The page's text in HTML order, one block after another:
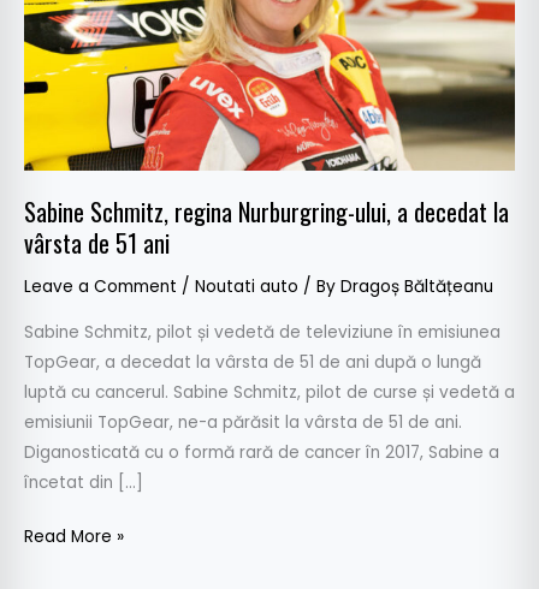
Sabine Schmitz, regina Nurburgring-ului, a decedat la
vârsta de 51 ani
Leave a Comment / Noutati auto / By Dragoș Băltățeanu
Sabine Schmitz, pilot și vedetă de televiziune în emisiunea
TopGear, a decedat la vârsta de 51 de ani după o lungă
luptă cu cancerul. Sabine Schmitz, pilot de curse și vedetă a
emisiunii TopGear, ne-a părăsit la vârsta de 51 de ani.
Diganosticată cu o formă rară de cancer în 2017, Sabine a
încetat din […]
la
vârsta
de
51
Read More »